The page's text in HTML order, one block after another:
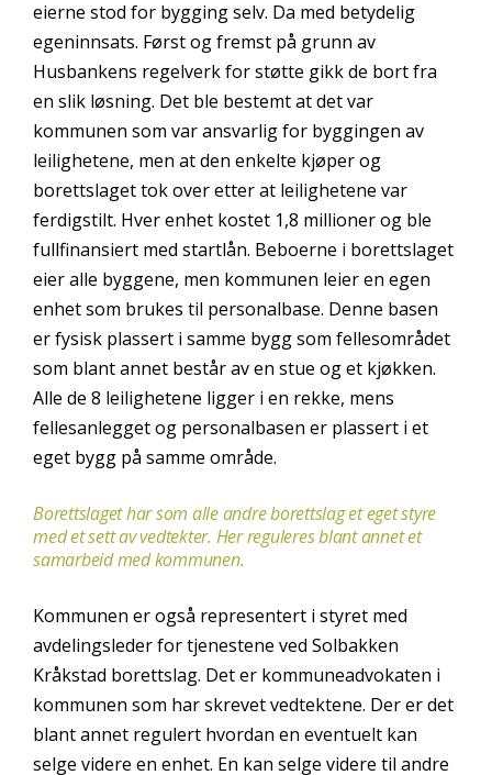
eierne stod for bygging selv. Da med betydelig
egeninnsats. Først og fremst på grunn av
Husbankens regelverk for støtte gikk de bort fra
en slik løsning. Det ble bestemt at det var
kommunen som var ansvarlig for byggingen av
leilighetene, men at den enkelte kjøper og
borettslaget tok over etter at leilighetene var
ferdigstilt. Hver enhet kostet 1,8 millioner og ble
fullfinansiert med startlån. Beboerne i borettslaget
eier alle byggene, men kommunen leier en egen
enhet som brukes til personalbase. Denne basen
er fysisk plassert i samme bygg som fellesområdet
som blant annet består av en stue og et kjøkken.
Alle de 8 leilighetene ligger i en rekke, mens
fellesanlegget og personalbasen er plassert i et
eget bygg på samme område.
Borettslaget har som alle andre borettslag et eget styre
med et sett av vedtekter. Her reguleres blant annet et
samarbeid med kommunen.
Kommunen er også representert i styret med
avdelingsleder for tjenestene ved Solbakken
Kråkstad borettslag. Det er kommuneadvokaten i
kommunen som har skrevet vedtektene. Der er det
blant annet regulert hvordan en eventuelt kan
selge videre en enhet. En kan selge videre til andre